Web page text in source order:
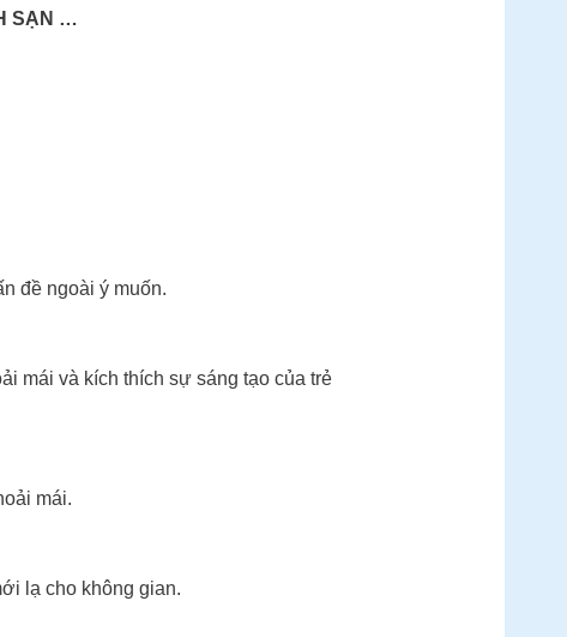
SẠN …
đề ngoài ý muốn.
mái và kích thích sự sáng tạo của trẻ
mái.
lạ cho không gian.